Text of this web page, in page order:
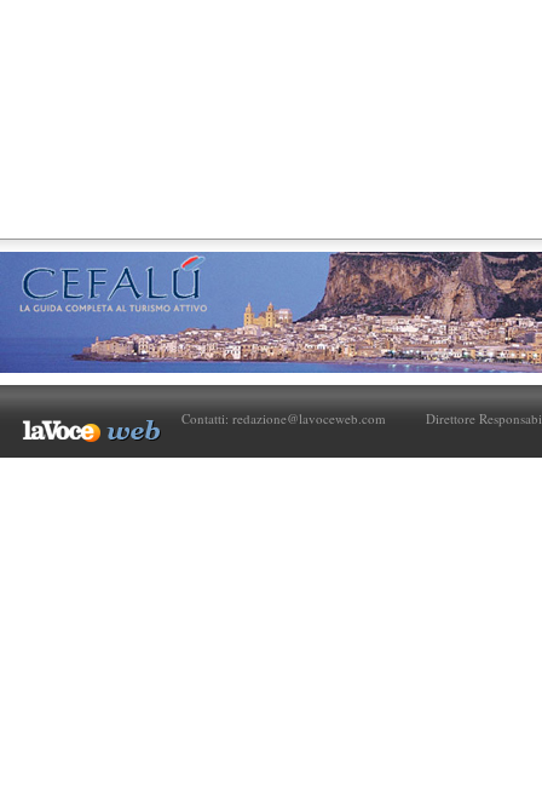
Contatti: redazione@lavoceweb.com Direttore